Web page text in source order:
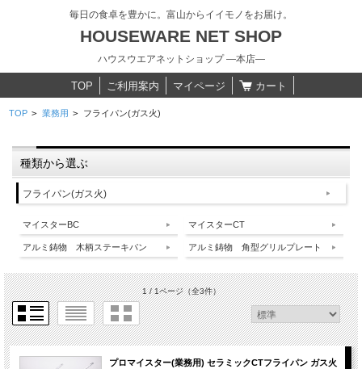
毎日の食卓を豊かに。富山からイイモノをお届け。
HOUSEWARE NET SHOP
ハウスウエアネットショップ ―本店―
TOP ご利用案内 マイページ カート
TOP > 業務用 > フライパン(ガス火)
種類から選ぶ
フライパン(ガス火)
マイスターBC
アルミ鋳物 木柄ステーキパン
マイスターCT
アルミ鋳物 角型グリルプレート
1 / 1ページ（全3件）
プロマイスター(業務用) セラミックCTフライパン ガス火